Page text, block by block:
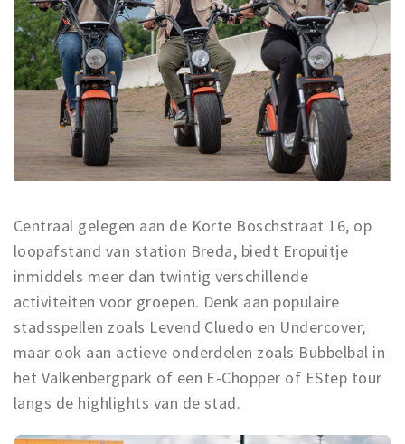
Inloggen
Centraal gelegen aan de Korte Boschstraat 16, op
loopafstand van station Breda, biedt Eropuitje
inmiddels meer dan twintig verschillende
activiteiten voor groepen. Denk aan populaire
stadsspellen zoals Levend Cluedo en Undercover,
maar ook aan actieve onderdelen zoals Bubbelbal in
het Valkenbergpark of een E-Chopper of EStep tour
langs de highlights van de stad.